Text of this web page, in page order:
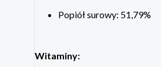
Popiół surowy: 51,79%
Witaminy: